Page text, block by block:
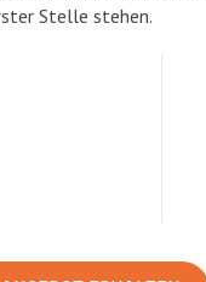
Stelle stehen.